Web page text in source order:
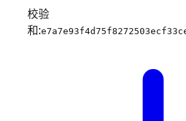
校验
和: